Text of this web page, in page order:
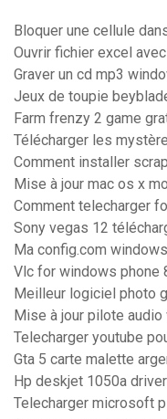
Bloquer une cellule
Ouvrir fichier excel
Graver un cd mp3
Jeux de toupie
Farm frenzy 2 game
Télécharger les
Comment installer
Mise à jour mac os x
Comment telecharger
Sony vegas 12
Ma config.com
Vlc for windows phone
Meilleur logiciel photo
Mise à jour pilote
Telecharger youtube
Gta 5 carte malette
Hp deskjet 1050a
Telecharger microsoft